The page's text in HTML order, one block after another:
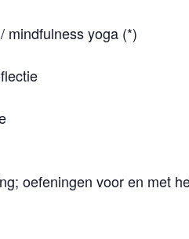
mindfulness yoga (*)
oefeningen voor en met